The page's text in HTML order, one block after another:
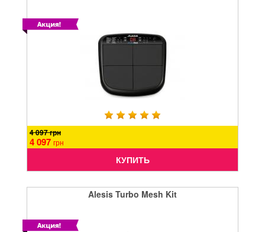
4 097 грн
4 097 грн
КУПИТЬ
Alesis Turbo Mesh Kit